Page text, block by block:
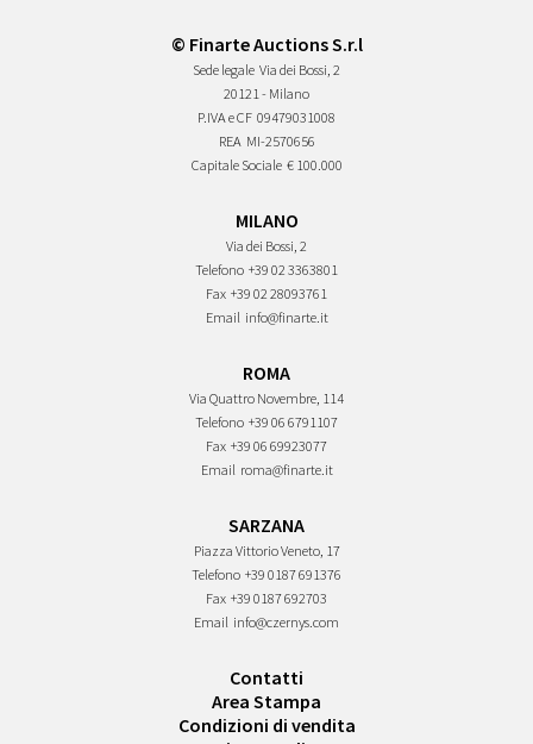
© Finarte Auctions S.r.l
Sede legale Via dei Bossi, 2
20121 - Milano
P.IVA e CF 09479031008
REA MI-2570656
Capitale Sociale € 100.000
MILANO
Via dei Bossi, 2
Telefono +39 02 3363801
Fax +39 02 28093761
Email info@finarte.it
ROMA
Via Quattro Novembre, 114
Telefono +39 06 6791107
Fax +39 06 69923077
Email roma@finarte.it
SARZANA
Piazza Vittorio Veneto, 17
Telefono +39 0187 691376
Fax +39 0187 692703
Email info@czernys.com
Contatti
Area Stampa
Condizioni di vendita